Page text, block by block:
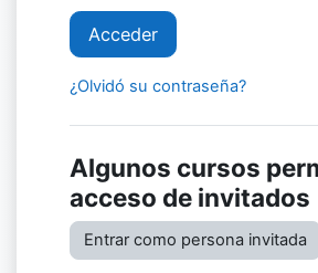
Acceder
¿Olvidó su contraseña?
Algunos cursos
acceso de invitados
Entrar como persona invitada